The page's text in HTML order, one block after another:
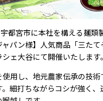
都宮市に本社を構える麺類
パン様】人気商品「三たて
ェ大谷にて開催いたします。
用し、地元農家伝承の技術
細打ちながらコシが強く、